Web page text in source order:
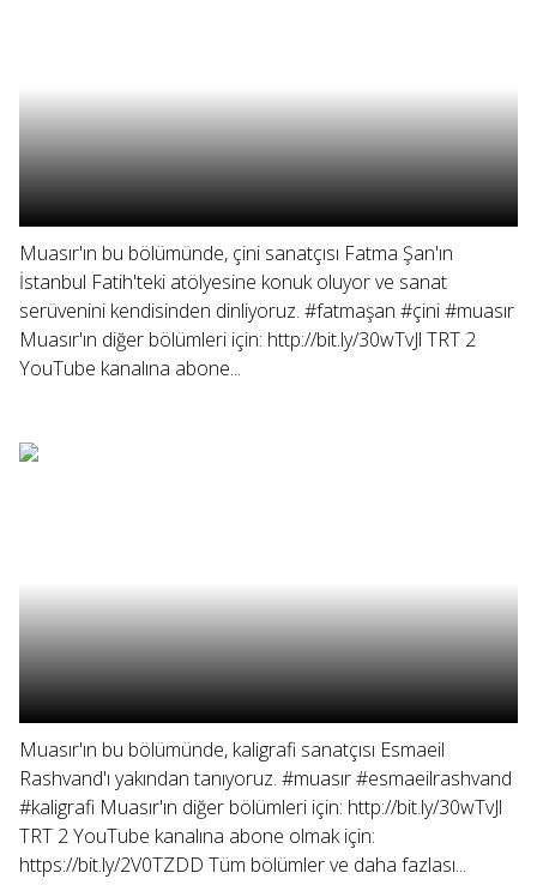
Muasır'ın bu bölümünde, çini sanatçısı Fatma Şan'ın
İstanbul Fatih'teki atölyesine konuk oluyor ve sanat
serüvenini kendisinden dinliyoruz. #fatmaşan #çini #muasır
Muasır'ın diğer bölümleri için: http://bit.ly/30wTvJl TRT 2
YouTube kanalına abone...
Muasır'ın bu bölümünde, kaligrafi sanatçısı Esmaeil
Rashvand'ı yakından tanıyoruz. #muasır #esmaeilrashvand
#kaligrafi Muasır'ın diğer bölümleri için: http://bit.ly/30wTvJl
TRT 2 YouTube kanalına abone olmak için:
https://bit.ly/2V0TZDD Tüm bölümler ve daha fazlası...